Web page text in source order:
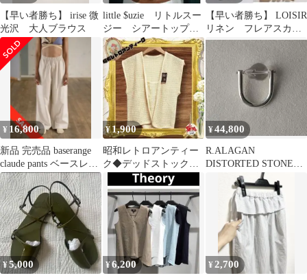
【早い者勝ち】 irise 微
光沢 大人ブラウス
little $uzie リトルスー
ジー シアートップ
ス ブラウン
【早い者勝ち】 LOISIR
リネン フレアスカー
ト
¥ 16,800
新品 完売品 baserange
claude pants ベースレン
ジ パンツ
¥ 1,900
昭和レトロアンティー
ク◆デッドストック
【ポプラ】ベスト&キ
ャミソールセット
¥44,800
R.ALAGAN
DISTORTED STONE
RING クリスタルリン
¥5,000 ¥6,200 ¥ 2,700